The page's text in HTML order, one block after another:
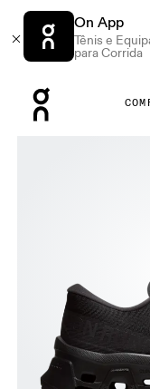
On App
Tênis e
para Corrida